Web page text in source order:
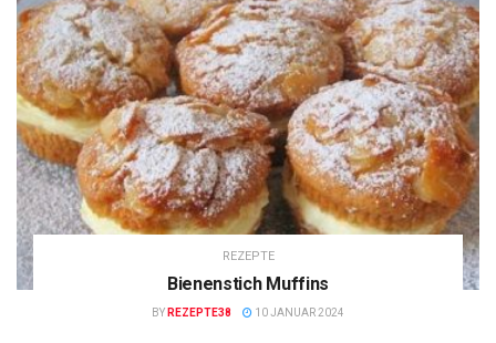
REZEPTE
Bienenstich Muffins
BY REZEPTE38 10 JANUAR 2024